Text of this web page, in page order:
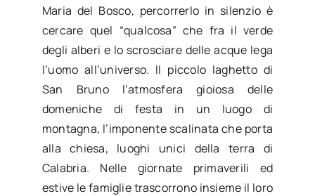
Maria del Bosco, percorrerlo in silenzio è
cercare quel “qualcosa” che fra il verde
degli alberi e lo scrosciare delle acque lega
l’uomo all’universo. Il piccolo laghetto di
San Bruno l’atmosfera gioiosa delle
domeniche di festa in un luogo di
montagna, l’imponente scalinata che porta
alla chiesa, luoghi unici della terra di
Calabria. Nelle giornate primaverili ed
estive le famiglie trascorrono insieme il loro